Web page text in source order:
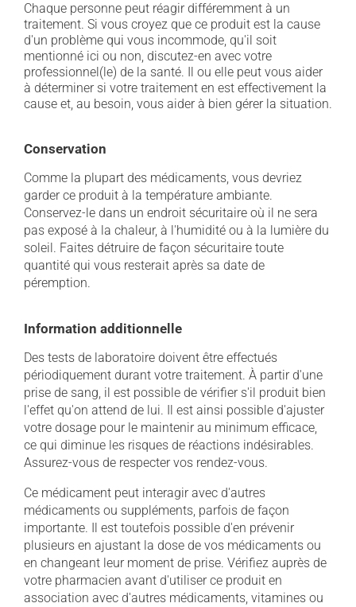
Chaque personne peut réagir différemment à un
traitement. Si vous croyez que ce produit est la cause
d'un problème qui vous incommode, qu'il soit
mentionné ici ou non, discutez-en avec votre
professionnel(le) de la santé. Il ou elle peut vous aider
à déterminer si votre traitement en est effectivement la
cause et, au besoin, vous aider à bien gérer la situation.
Conservation
Comme la plupart des médicaments, vous devriez
garder ce produit à la température ambiante.
Conservez-le dans un endroit sécuritaire où il ne sera
pas exposé à la chaleur, à l'humidité ou à la lumière du
soleil. Faites détruire de façon sécuritaire toute
quantité qui vous resterait après sa date de
péremption.
Information additionnelle
Des tests de laboratoire doivent être effectués
périodiquement durant votre traitement. À partir d'une
prise de sang, il est possible de vérifier s'il produit bien
l'effet qu'on attend de lui. Il est ainsi possible d'ajuster
votre dosage pour le maintenir au minimum efficace,
ce qui diminue les risques de réactions indésirables.
Assurez-vous de respecter vos rendez-vous.
Ce médicament peut interagir avec d'autres
médicaments ou suppléments, parfois de façon
importante. Il est toutefois possible d'en prévenir
plusieurs en ajustant la dose de vos médicaments ou
en changeant leur moment de prise. Vérifiez auprès de
votre pharmacien avant d'utiliser ce produit en
association avec d'autres médicaments, vitamines ou